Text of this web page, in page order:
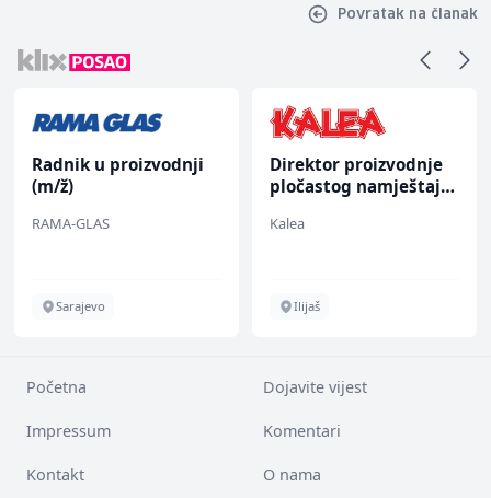
Povratak na članak
Radnik u proizvodnji
(m/ž)
RAMA-GLAS
Sarajevo
Direktor proizvodnje
pločastog namještaja
Kalea
Ilijaš
Početna Dojavite vijest
Impressum Komentari
Kontakt O nama